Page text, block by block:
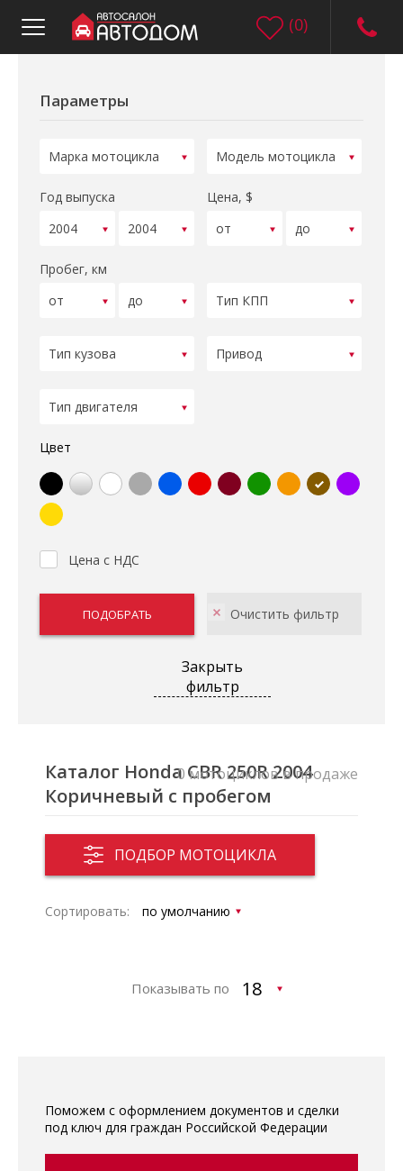
(0)
Параметры
Год выпуска Цена, $
Пробег, км
Цвет
Цена с НДС
Закрыть
фильтр
Каталог Honda CBR 250R 2004
Коричневый с пробегом
ПОДБОР МОТОЦИКЛА
0 мотоциклов в продаже
Сортировать:
Показывать по
Поможем с оформлением документов и сделки
под ключ для граждан Российской Федерации